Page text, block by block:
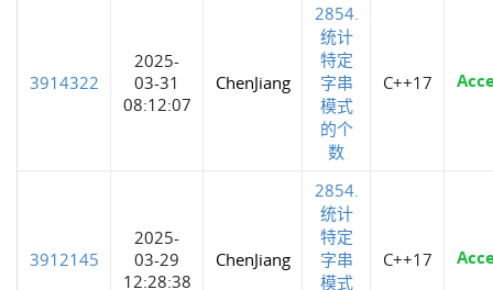
3914322
2025-
03-31
08:12:07
ChenJiang
2854.
统计
特定
字串
模式
的个
数
C++17
3912145
2025-
03-29
12:28:38
ChenJiang
2854.
统计
特定
字串
模式
C++17